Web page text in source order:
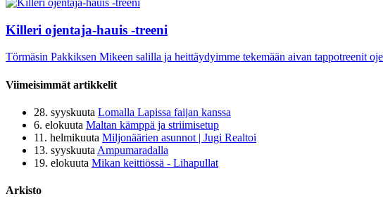
Killeri ojentaja-hauis -treeni
Törmäsin Pakkiksen Mikeen salilla ja heittäydyimme tekemään aivan tappotreenit
Viimeisimmät artikkelit
28. syyskuuta Lomalla Lapissa faijan kanssa
6. elokuuta Maltan kämppä ja striimisetup
11. helmikuuta Miljonäärien asunnot | Jugi Realtoi
13. syyskuuta Ampumaradalla
19. elokuuta Mikan keittiössä - Lihapullat
Arkisto